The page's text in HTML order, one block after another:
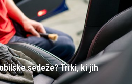
sedeže? Triki, ki jih